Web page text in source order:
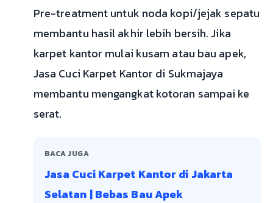
Pre-treatment untuk noda kopi/jejak sepatu
membantu hasil akhir lebih bersih. Jika
karpet kantor mulai kusam atau bau apek,
Jasa Cuci Karpet Kantor di Sukmajaya
membantu mengangkat kotoran sampai ke
serat.
BACA JUGA
Jasa Cuci Karpet Kantor di Jakarta
Selatan | Bebas Bau Apek